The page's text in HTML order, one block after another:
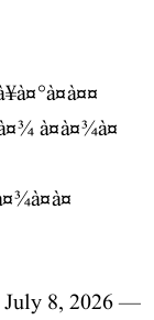
à¤à¤¾à¤
— Congress (@INCIndia)
July 8, 2026